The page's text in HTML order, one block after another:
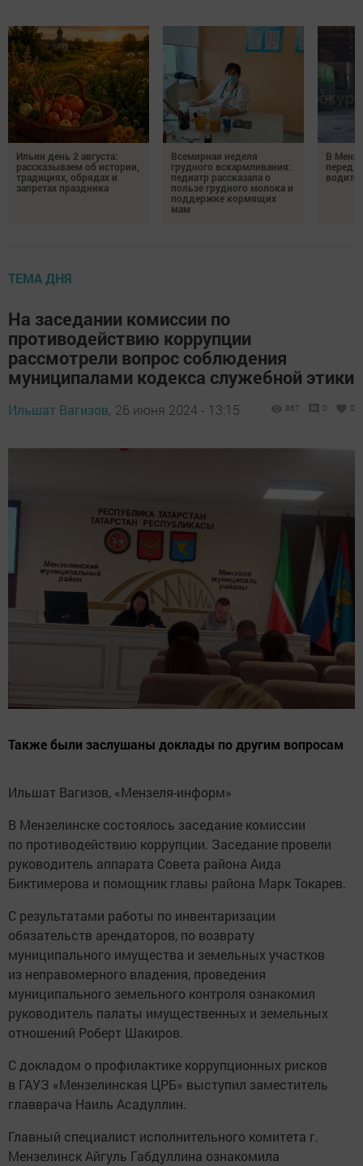
Ильин день 2 августа:
рассказываем об истории,
традициях, обрядах и
запретах праздника
Всемирная неделя
грудного вскармливания:
педиатр рассказала о
пользе грудного молока и
поддержке кормящих
мам
В
перед
ТЕМА ДНЯ
На заседании комиссии по
противодействию коррупции
рассмотрели вопрос соблюдения
муниципалами кодекса служебной этики
Ильшат Вагизов, 26 июня 2024 - 13:15 867 0 0
Также были заслушаны доклады по другим вопросам
Ильшат Вагизов, «Мензеля-информ»
В Мензелинске состоялось заседание комиссии
по противодействию коррупции. Заседание провели
руководитель аппарата Совета района Аида
Биктимерова и помощник главы района Марк Токарев.
С результатами работы по инвентаризации
обязательств арендаторов, по возврату
муниципального имущества и земельных участков
из неправомерного владения, проведения
муниципального земельного контроля ознакомил
руководитель палаты имущественных и земельных
отношений Роберт Шакиров.
С докладом о профилактике коррупционных рисков
в ГАУЗ «Мензелинская ЦРБ» выступил заместитель
главврача Наиль Асадуллин.
Главный специалист исполнительного комитета г.
Мензелинск Айгуль Габдуллина ознакомила